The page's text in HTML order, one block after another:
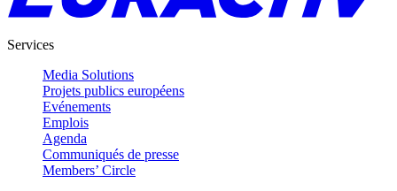
Services
Media Solutions
Projets publics européens
Evénements
Emplois
Agenda
Communiqués de presse
Members’ Circle